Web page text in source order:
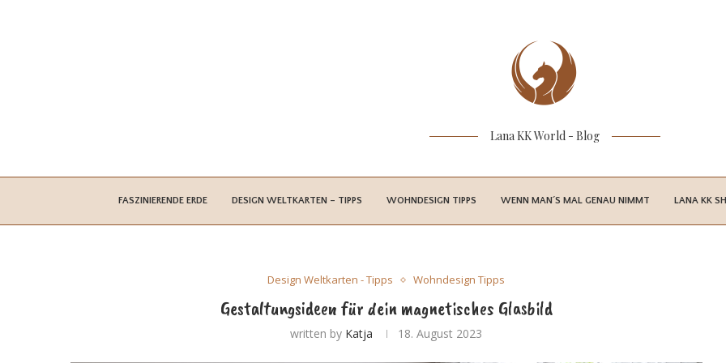
Lana KK World - Blog
FASZINIERENDE ERDE DESIGN WELTKARTEN – TIPPS WOHNDESIGN TIPPS WENN MAN´S MAL GENAU NIMMT LANA KK
Design Weltkarten - Tipps Wohndesign Tipps
Gestaltungsideen für dein magnetisches Glasbild
written by Katja 18. August 2023